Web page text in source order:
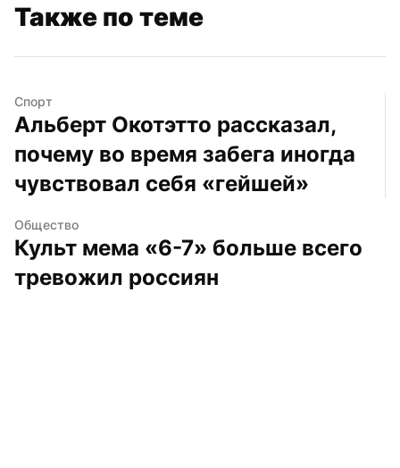
Также по теме
Спорт
Альберт Окотэтто рассказал,
почему во время забега иногда
чувствовал себя «гейшей»
Общество
Культ мема «6-7» больше всего
тревожил россиян